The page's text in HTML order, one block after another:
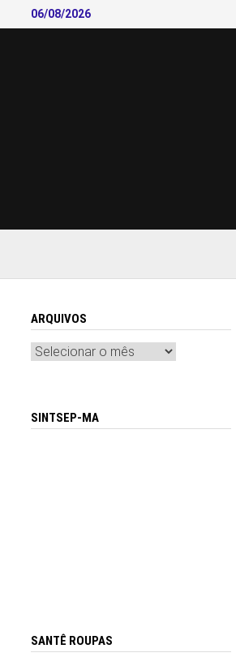
to
06/08/2026
ARQUIVOS
Arquivos
SINTSEP-MA
SANTÊ ROUPAS